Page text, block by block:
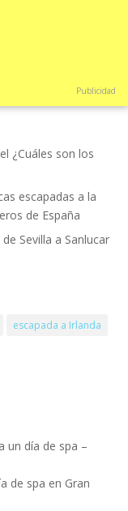
Publicidad
¿Cuáles son los
escapadas a la
de España
Sevilla a Sanlucar
escapada a Irlanda
un día de spa –
de spa en Gran